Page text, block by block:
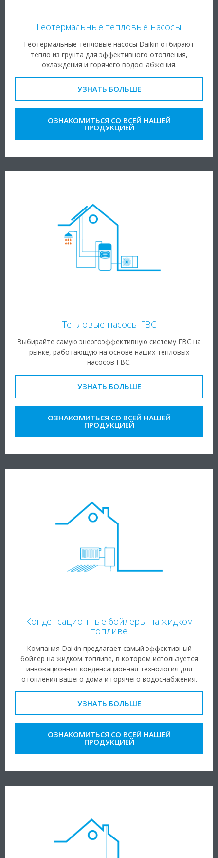
Геотермальные тепловые насосы
Геотермальные тепловые насосы Daikin отбирают
тепло из грунта для эффективного отопления,
охлаждения и горячего водоснабжения.
УЗНАТЬ БОЛЬШЕ
ОЗНАКОМИТЬСЯ СО ВСЕЙ НАШЕЙ
ПРОДУКЦИЕЙ
Тепловые насосы ГВС
Выбирайте самую энергоэффективную систему ГВС на
рынке, работающую на основе наших тепловых
насосов ГВС.
УЗНАТЬ БОЛЬШЕ
ОЗНАКОМИТЬСЯ СО ВСЕЙ НАШЕЙ
ПРОДУКЦИЕЙ
Конденсационные бойлеры на жидком
топливе
Компания Daikin предлагает самый эффективный
бойлер на жидком топливе, в котором используется
инновационная конденсационная технология для
отопления вашего дома и горячего водоснабжения.
УЗНАТЬ БОЛЬШЕ
ОЗНАКОМИТЬСЯ СО ВСЕЙ НАШЕЙ
ПРОДУКЦИЕЙ